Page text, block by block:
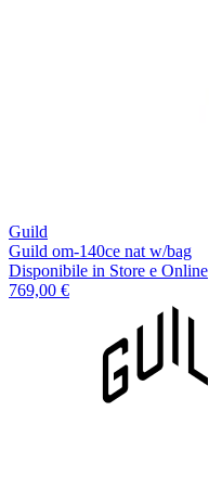
Guild
Guild om-140ce nat w/bag
Disponibile in Store e Online
769,00 €